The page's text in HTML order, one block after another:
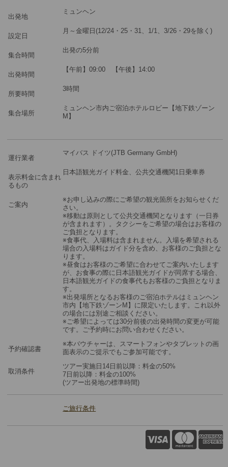
ツアーコード
※料金：大人・子供2歳以上共通
出発地
ミュンヘン
設定日
月～金曜日(12/24・25・31、1/1、3/26・29を除く)
集合時間
出発の5分前
出発時間
【午前】09:00 【午後】14:00
所要時間
3時間
集合場所
ミュンヘン市内ご宿泊ホテルロビー【地下鉄ゾーン
M】
運行業者
マイバス ドイツ(JTB Germany GmbH)
表示料金に含まれ
るもの
日本語観光ガイド料金、公共交通機関1日乗車券
ご案内
※お申し込みの際にご希望の観光箇所をお知らせくだ
さい。
※移動は原則として公共交通機関となります（一日券
が含まれます）。タクシーをご希望の場合はお客様の
ご負担となります。
※食事代、入場料は含まれません。入場を希望される
場合の入場料はガイド分を含め、お客様のご負担とな
ります。
※昼食はお客様のご希望に合わせてご案内いたします
が、お食事の際に日本語観光ガイドが同席する場合、
日本語観光ガイドの食事代もお客様のご負担となりま
す。
※出発場所となるお客様のご宿泊ホテルはミュンヘン
市内【地下鉄ゾーンM】に限定いたします。これ以外
の場合には別途ご相談ください。
※ご希望によっては30分前後の出発時間の変更が可能
です。ご予約時にお問い合わせください。
予約確認書
※本バウチャーは、スマートフォンやタブレットの画
面表示のご提示でもご参加可能です。
取消条件
ツアー実施日14日前以降：料金の50%
7日前以降：料金の100%
(ツアー出発地の標準時間)
ご旅行条件